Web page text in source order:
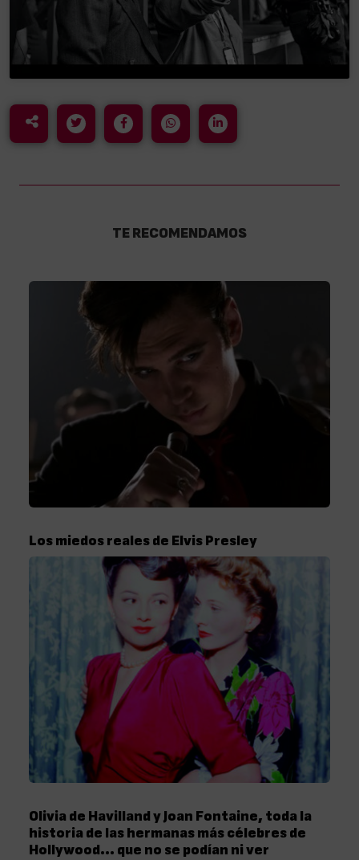
TE RECOMENDAMOS
Los miedos reales de Elvis Presley
Olivia de Havilland y Joan Fontaine, toda la
historia de las hermanas más célebres de
Hollywood… que no se podían ni ver